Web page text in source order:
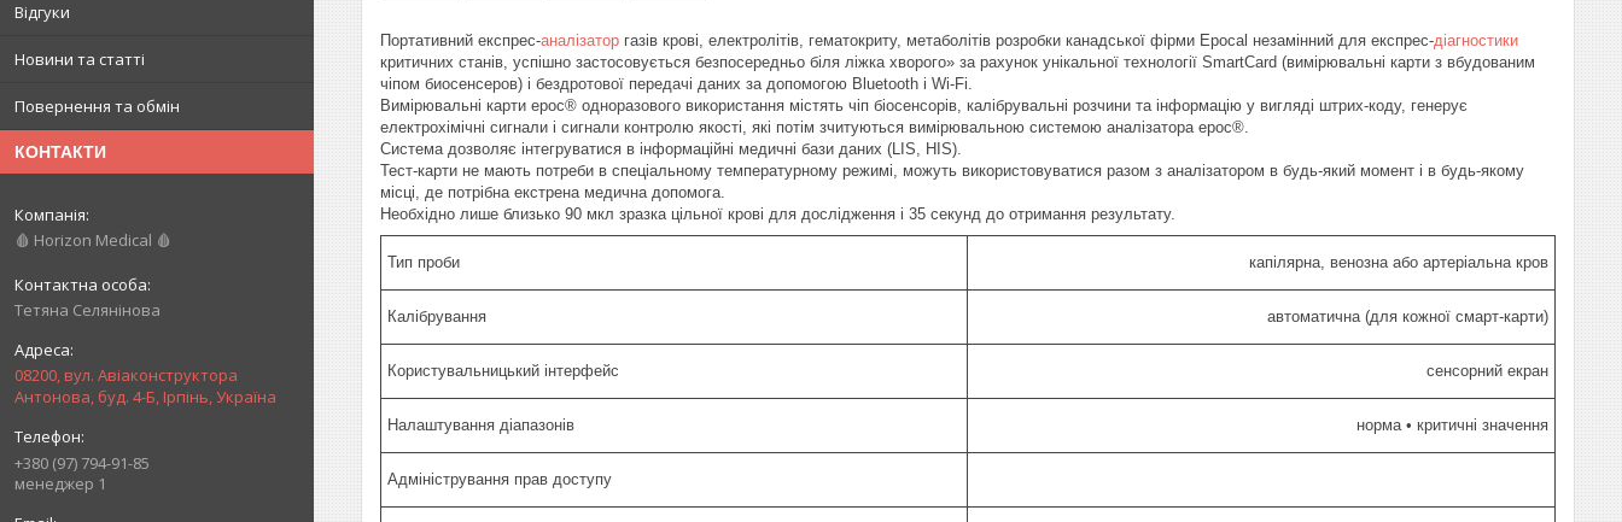
Відгуки
Новини та статті
Повернення та обмін
КОНТАКТИ
🩸 Horizon Medical 🩸
Тетяна Селянінова
08200, вул. Авіаконструктора
Антонова, буд. 4-Б, Ірпінь, Україна
+380 (97) 794-91-85
менеджер 1
Портативний експрес-аналізатор газів крові, електролітів, гематокриту, метаболітів розробки канадської фірми Epocal незамінний для експрес-діагностики
критичних станів, успішно застосовується безпосередньо біля ліжка хворого» за рахунок унікальної технології SmartCard (вимірювальні карти з вбудованим
чіпом биосенсеров) і бездротової передачі даних за допомогою Bluetooth і Wi-Fi.
Вимірювальні карти epoc® одноразового використання містять чіп біосенсорів, калібрувальні розчини та інформацію у вигляді штрих-коду, генерує
електрохімічні сигнали і сигнали контролю якості, які потім зчитуються вимірювальною системою аналізатора epoc®.
Система дозволяє інтегруватися в інформаційні медичні бази даних (LIS, HIS).
Тест-карти не мають потреби в спеціальному температурному режимі, можуть використовуватися разом з аналізатором в будь-який момент і в будь-якому
місці, де потрібна екстрена медична допомога.
Необхідно лише близько 90 мкл зразка цільної крові для дослідження і 35 секунд до отримання результату.
Тип проби капілярна, венозна або артеріальна кров
Калібрування автоматична (для кожної смарт-карти)
Користувальницький інтерфейс сенсорний екран
Налаштування діапазонів норма • критичні значення
Адміністрування прав доступу